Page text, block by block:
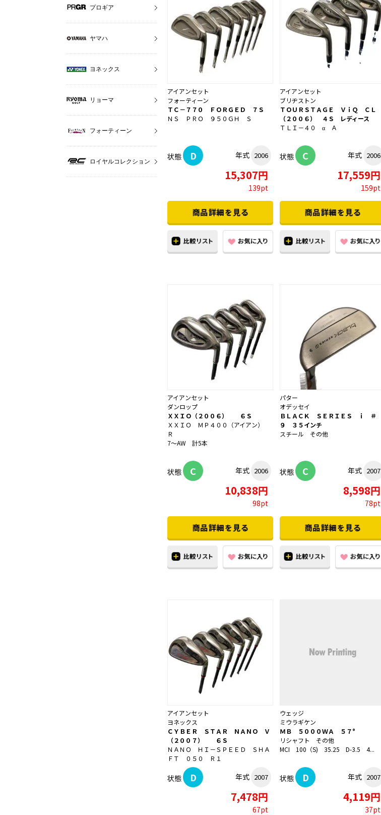
アイアンセット
フォーティーン
ＴＣ－７７０ ＦＯＲＧＥＤ ７Ｓ
ＮＳ ＰＲＯ ９５０ＧＨ Ｓ
状態 D 年式 2006
15,307円
139pt
アイアンセット
ブリヂストン
ＴＯＵＲＳＴＡＧＥ ＶｉＱ ＣＬ
（２００６） ４Ｓ レディース
ＴＬＩ－４０ α Ａ
状態 C 年式 2006
17,559円
159pt
アイアンセット
ダンロップ
ＸＸＩＯ（２００６） ６Ｓ
ＸＸＩＯ ＭＰ４００（アイアン）
Ｒ
7～AW 計5本
状態 C 年式 2006
10,838円
98pt
パター
オデッセイ
ＢＬＡＣＫ ＳＥＲＩＥＳ ｉ ＃
９ ３５インチ
スチール その他
状態 C 年式 2007
8,598円
78pt
アイアンセット
ヨネックス
ＣＹＢＥＲ ＳＴＡＲ ＮＡＮＯ Ｖ
（２００７） ６Ｓ
ＮＡＮＯ ＨＩ－ＳＰＥＥＤ ＳＨＡ
ＦＴ ０５０ Ｒ１
状態 D 年式 2007
7,478円
67pt
ウェッジ
ミウラギケン
ＭＢ ５０００ＷＡ ５７°
リシャフト その他
MCI 100（S) 35.25 D-3.5 4...
状態 D 年式 2007
4,119円
37pt
プロギア
ヤマハ
ヨネックス
リョーマ
フォーティーン
ロイヤルコレクション